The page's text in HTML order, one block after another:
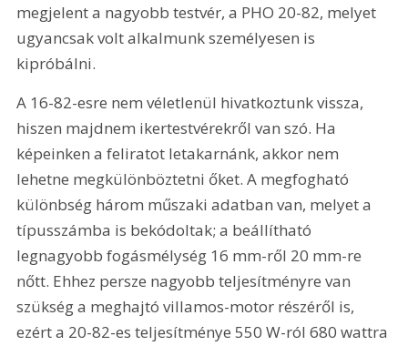
megjelent a nagyobb testvér, a PHO 20-82, melyet
ugyancsak volt alkalmunk személyesen is
kipróbálni.
A 16-82-esre nem véletlenül hivatkoztunk vissza,
hiszen majdnem ikertestvérekről van szó. Ha
képeinken a feliratot letakarnánk, akkor nem
lehetne megkülönböztetni őket. A megfogható
különbség három műszaki adatban van, melyet a
típusszámba is bekódoltak; a beállítható
legnagyobb fogásmélység 16 mm-ről 20 mm-re
nőtt. Ehhez persze nagyobb teljesítményre van
szükség a meghajtó villamos-motor részéről is,
ezért a 20-82-es teljesítménye 550 W-ról 680 wattra